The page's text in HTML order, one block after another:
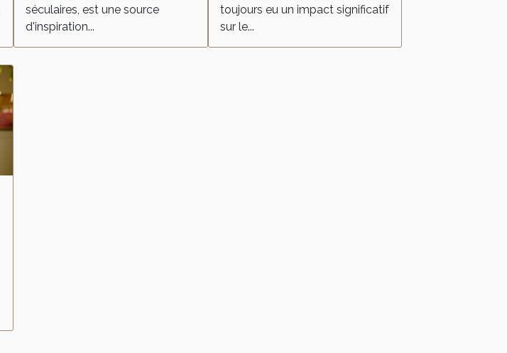
séculaires, est une source
d'inspiration...
toujours eu un impact significatif
sur le...